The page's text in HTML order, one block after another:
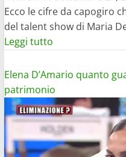
Ecco le cifre da capogiro
del talent show di Maria
Leggi tuttoLeggi
più
su
Quanto
guadagna
Giulia
Stabile:
Elena D’Amario quanto
patrimonio